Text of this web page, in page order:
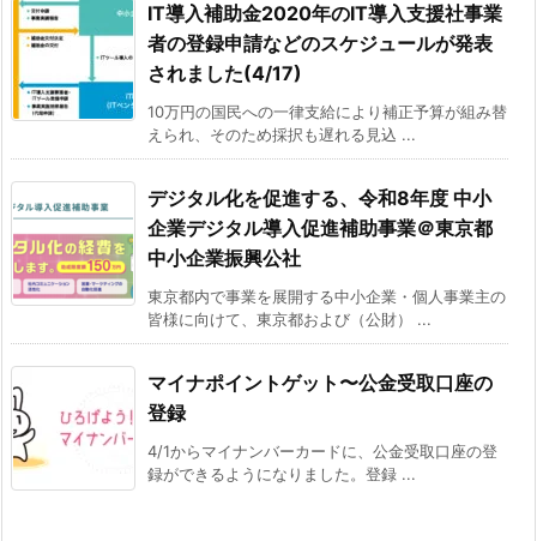
IT導入補助金2020年のIT導入支援社事業
者の登録申請などのスケジュールが発表
されました(4/17)
10万円の国民への一律支給により補正予算が組み替
えられ、そのため採択も遅れる見込 ...
デジタル化を促進する、令和8年度 中小
企業デジタル導入促進補助事業＠東京都
中小企業振興公社
東京都内で事業を展開する中小企業・個人事業主の
皆様に向けて、東京都および（公財） ...
マイナポイントゲット〜公金受取口座の
登録
4/1からマイナンバーカードに、公金受取口座の登
録ができるようになりました。登録 ...